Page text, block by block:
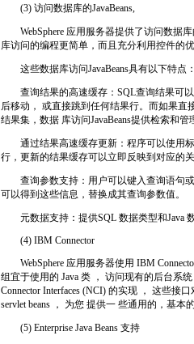
(3) 访问数据库的JavaBeans,
WebSphere 应用服务器提供了访问数据库
库访问的编程更简单，而且充分利用控件的
这些数据库访问JavaBeans具有以下特点：
查询结果的高速缓存：SQL查询结果可以
后移动， 或直接跳到任何结果行。而如果直
结果集，数据 库访问JavaBeans提供检索和管
通过结果高速缓存更新：程序可以使用标
行，更新的结果缓存可以立即反映到对应的关
查询参数支持：用户可以键入查询语句或
可以得到这些信息，替换成其查询参数值。
元数据支持：提供SQL 数据类型和Java
(4) IBM Connector
WebSphere 应用服务器使用 IBM
组宜于使用的 Java 类 ， 访问现有的后台系
Connector Interfaces (NCI) 的实现 ， 这些接
servlet beans ， 为您 提供一 些通用的，基本
(5) Enterprise Java Beans 支持